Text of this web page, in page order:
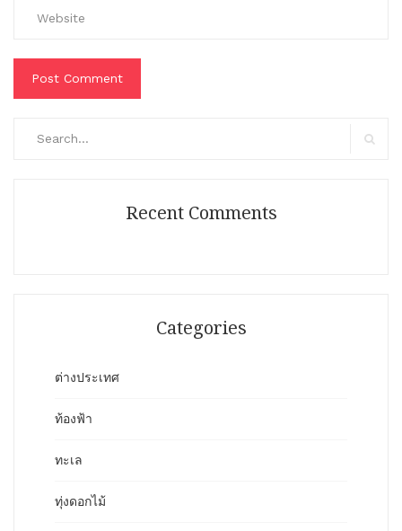
Recent Comments
Categories
ต่างประเทศ
ท้องฟ้า
ทะเล
ทุ่งดอกไม้